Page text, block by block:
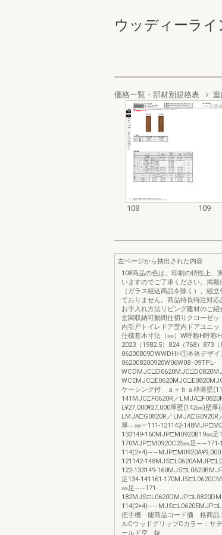
ウッディーラ
価格一覧・部材別規格表 室
108 109
左ページから抽出された内容
108商品の色は、印刷の特性上、
いますのでご了承ください。掲
（ガラス組込商品を除く）、組
ておりません。商品特長特注対
お手入れ方法リビング建材のご
玄関収納可動間仕切りクローゼ
内引戸トイレドア室内ドアユニッ
仕様基本寸法（㎜）W呼称H呼称H
2023（1982.5）824（768）873（
06200809DWWDHH①本体デザ
062008200920W06W08･09TPL-
ケーシング付 ａ＋ｂａ枠薄壁
141MJC□F0620R／
L¥27,000¥27,000厚壁(142㎜)壁
LMJA□G0820R／LMJA□G0920R
厚︵㎜︶111-121142-
133149-160MJP□M0920B19㎜足
170MJP□M0920C25㎜足――171-
114(2×4)――MJP□M0920A¥9,000
121142-
122-133149-
足134-141161-
㎜足――171-
把手機 能商品コード価 格商品
ルCウッドグリップCカラー：サ
ールド空 錠